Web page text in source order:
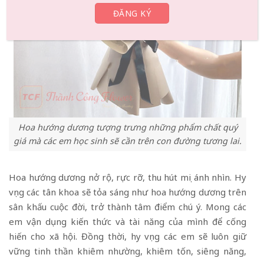
Hoa hướng dương tượng trưng những phẩm chất quý
giá mà các em học sinh sẽ cần trên con đường tương lai.
Hoa hướng dương nở rộ, rực rỡ, thu hút mọi ánh nhìn. Hy
vọng các tân khoa sẽ tỏa sáng như hoa hướng dương trên
sân khấu cuộc đời, trở thành tâm điểm chú ý. Mong các
em vận dụng kiến ​​thức và tài năng của mình để cống
hiến cho xã hội. Đồng thời, hy vọng các em sẽ luôn giữ
vững tinh thần khiêm nhường, khiêm tốn, siêng năng,